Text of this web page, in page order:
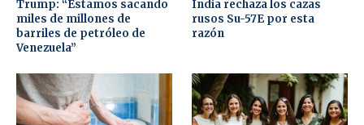
Trump: “Estamos sacando
miles de millones de
barriles de petróleo de
Venezuela”
India rechaza los cazas
rusos Su-57E por esta
razón